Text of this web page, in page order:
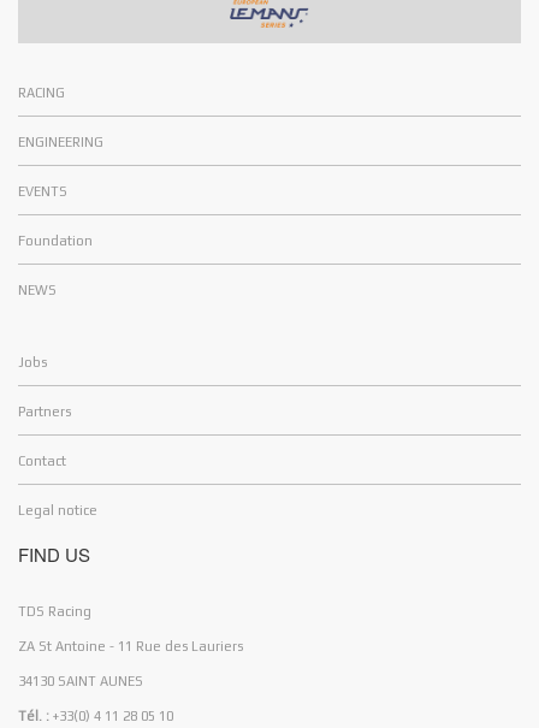
RACING
ENGINEERING
EVENTS
Foundation
NEWS
Jobs
Partners
Contact
Legal notice
FIND US
TDS Racing
ZA St Antoine - 11 Rue des Lauriers
34130 SAINT AUNES
Tél. : +33(0) 4 11 28 05 10